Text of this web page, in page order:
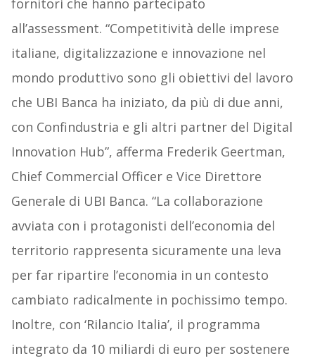
fornitori che hanno partecipato
all’assessment. “Competitività delle imprese
italiane, digitalizzazione e innovazione nel
mondo produttivo sono gli obiettivi del lavoro
che UBI Banca ha iniziato, da più di due anni,
con Confindustria e gli altri partner del Digital
Innovation Hub”, afferma Frederik Geertman,
Chief Commercial Officer e Vice Direttore
Generale di UBI Banca. “La collaborazione
avviata con i protagonisti dell’economia del
territorio rappresenta sicuramente una leva
per far ripartire l’economia in un contesto
cambiato radicalmente in pochissimo tempo.
Inoltre, con ‘Rilancio Italia’, il programma
integrato da 10 miliardi di euro per sostenere